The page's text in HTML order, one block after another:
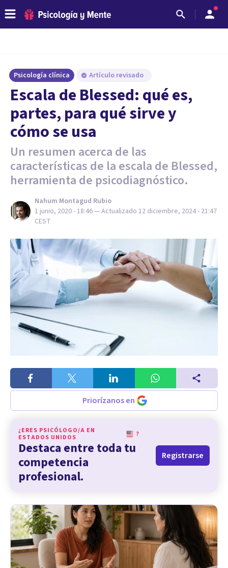
Psicología clínica Artículo revisado
Escala de Blessed: qué es,
partes, para qué sirve y
cómo se usa
Un resumen acerca de las
características de la escala de Blessed,
herramienta de psicodiagnóstico.
Nahum Montagud Rubio
1 junio, 2020 - 18:46— Actualizado 12 diciembre, 2024 - 21:47
CEST
Priorízanos en
¿ERES PSICÓLOGO/A EN
ESTADOS UNIDOS
?
Destaca entre toda tu
competencia
profesional.
Registrarse